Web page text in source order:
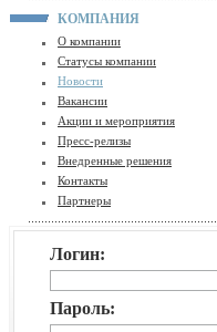
КОМПАНИЯ
О компании
Статусы компании
Новости
Вакансии
Акции и мероприятия
Пресс-релизы
Внедренные решения
Контакты
Партнеры
Логин:
Пароль: